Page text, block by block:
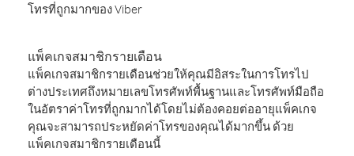
โทรที่ถูกมากของ Viber
แพ็คเกจสมาชิกรายเดือน
แพ็คเกจสมาชิกรายเดือนช่วยให้คุณมีอิสระในการโทรไป
ต่างประเทศถึงหมายเลขโทรศัพท์พื้นฐานและโทรศัพท์มือถือ
ในอัตราค่าโทรที่ถูกมากได้โดยไม่ต้องคอยต่ออายุแพ็คเกจ
คุณจะสามารถประหยัดค่าโทรของคุณได้มากขึ้น ด้วย
แพ็คเกจสมาชิกรายเดือนนี้